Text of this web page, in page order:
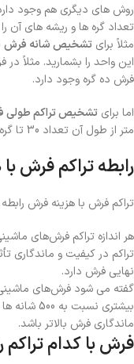
روش های دیگری هم وجود
تعداد گره ها و ریشه های آن
مثلاً برای تشخیص شانه فرش
فرش ده گره وجود دارد.
اما برای تشخیص تراکم
متر از طول آن تعداد 30 تا گره وجود داشته باشد.
رابطه تراکم فرش
تراکم فرش با هزینه فرش
هر اندازه تراکم فرش‌های
تراکم در کیفیت و ماندگاری
نهایی فرش دارد.
بیشتری
ماندگاری فرش بالاتر باشد.
فرش با کدام تراکم